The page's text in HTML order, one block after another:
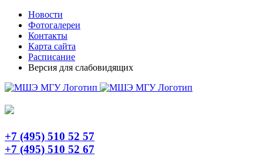
Skip
content
TelegramНовости
Фотогалереи
Контакты
Карта сайта
Расписание
Версия для слабовидящих
+7 (495) 510 52 57
+7 (495) 510 52 67